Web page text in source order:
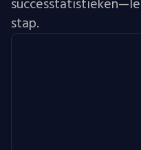
stap.